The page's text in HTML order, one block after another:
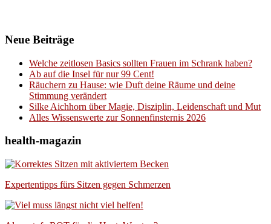
Neue Beiträge
Welche zeitlosen Basics sollten Frauen im Schrank haben?
Ab auf die Insel für nur 99 Cent!
Räuchern zu Hause: wie Duft deine Räume und deine
Stimmung verändert
Silke Aichhorn über Magie, Disziplin, Leidenschaft und Mut
Alles Wissenswerte zur Sonnenfinsternis 2026
health-magazin
Expertentipps fürs Sitzen gegen Schmerzen